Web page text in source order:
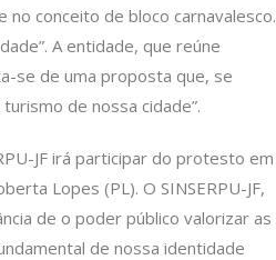
conceito de bloco carnavalesco.
A entidade, que reúne
se de uma proposta que, se
de nossa cidade”.
JF irá participar do protesto em
Lopes (PL). O SINSERPU-JF,
de o poder público valorizar as
de nossa identidade